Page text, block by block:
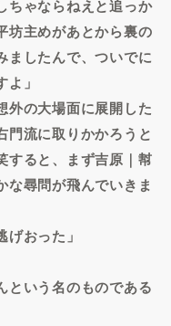
ちゃならねえと追っか
坊主めがあとから裏の
ましたんで、ついでに
」
の大場面に展開した
門流に取りかかろうと
すると、まず吉原｜幇
な尋問が飛んでいきま
げおった」
という名のものである